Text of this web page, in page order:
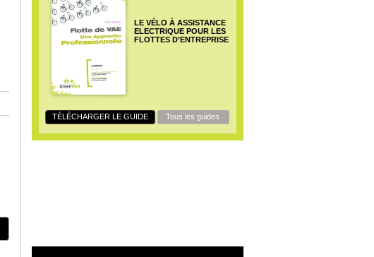
LE VÉLO À ASSISTANCE
ELECTRIQUE POUR LES
FLOTTES D’ENTREPRISE
TÉLÉCHARGER LE GUIDE Tous les guides